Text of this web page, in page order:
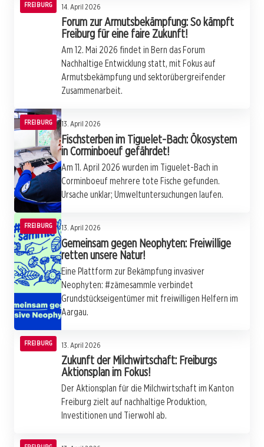
FREIBURG 14. April 2026
Forum zur Armutsbekämpfung: So kämpft
Freiburg für eine faire Zukunft!
Am 12. Mai 2026 findet in Bern das Forum
Nachhaltige Entwicklung statt, mit Fokus auf
Armutsbekämpfung und sektorübergreifender
Zusammenarbeit.
FREIBURG 13. April 2026
Fischsterben im Tiguelet-Bach: Ökosystem
in Corminboeuf gefährdet!
Am 11. April 2026 wurden im Tiguelet-Bach in
Corminboeuf mehrere tote Fische gefunden.
Ursache unklar; Umweltuntersuchungen laufen.
FREIBURG 13. April 2026
Gemeinsam gegen Neophyten: Freiwillige
retten unsere Natur!
Eine Plattform zur Bekämpfung invasiver
Neophyten: #zämesammle verbindet
Grundstückseigentümer mit freiwilligen Helfern im
Aargau.
FREIBURG 13. April 2026
Zukunft der Milchwirtschaft: Freiburgs
Aktionsplan im Fokus!
Der Aktionsplan für die Milchwirtschaft im Kanton
Freiburg zielt auf nachhaltige Produktion,
Investitionen und Tierwohl ab.